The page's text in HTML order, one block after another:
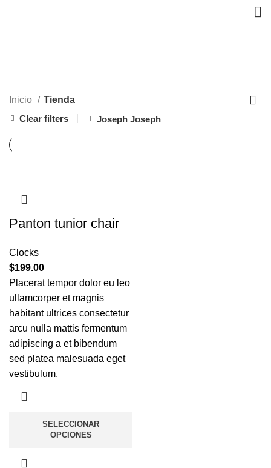
Inicio
Tienda
Clear filters
Joseph Joseph
Panton tunior chair
Clocks
$199.00
Placerat tempor dolor eu leo
ullamcorper et magnis
habitant ultrices consectetur
arcu nulla mattis fermentum
adipiscing a et bibendum
sed platea malesuada eget
vestibulum.
SELECCIONAR
OPCIONES